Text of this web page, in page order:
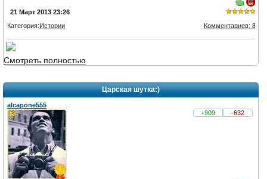
из 5,
21 Март 2013 23:26
Комментариев: 8
Категория:Истории
Смотреть полностью
Царская шутка:)
alcapone555
+909
-632